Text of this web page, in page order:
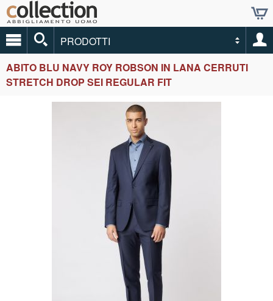
PRODOTTI
ABITO BLU NAVY ROY ROBSON IN LANA CERRUTI
STRETCH DROP SEI REGULAR FIT